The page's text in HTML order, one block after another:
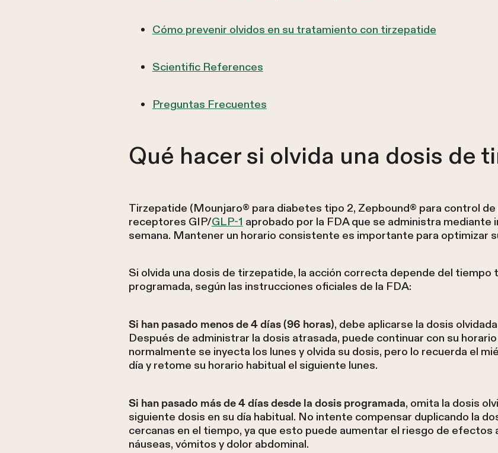
Cómo prevenir olvidos en su tratamiento con tirzepatide
Scientific References
Preguntas Frecuentes
Qué hacer si olvida una dosis de
Tirzepatide (Mounjaro® para diabetes tipo 2, Zepbound® para control de
receptores GIP/GLP-1aprobado por la FDA que se administra mediante
semana. Mantener un horario consistente es importante para optimizar
Si olvida una dosis de tirzepatide, la acción correcta depende del
programada, según las instrucciones oficiales de la FDA:
Si han pasado menos de 4 días (96 horas), debe aplicarse la dosis
Después de administrar la dosis atrasada, puede continuar con su
normalmente se inyecta los lunes y olvida su dosis, pero lo recuerda el
día y retome su horario habitual el siguiente lunes.
Si han pasado más de 4 días desde la dosis programada, omita la dosis
siguiente dosis en su día habitual. No intente compensar duplicando la
cercanas en el tiempo, ya que esto puede aumentar el riesgo de
náuseas, vómitos y dolor abdominal.